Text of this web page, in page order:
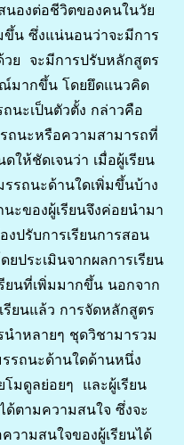
นองต่อชีวิตของคนในวัย
ขึ้น ซึ่งแน่นอนว่าจะมีการ
ย จะมีการปรับหลักสูตร
มากขึ้น โดยยึดแนวคิด
นะเป็นตัวตั้ง กล่าวคือ
ถนะหรือความสามารถที่
ให้ชัดเจนว่า เมื่อผู้เรียน
รถนะด้านใดเพิ่มขึ้นบ้าง
ะของผู้เรียนจึงค่อยนำมา
ปรับการเรียนการสอน
ประเมินจากผลการเรียน
ยนที่เพิ่มมากขึ้น นอกจาก
รียนแล้ว การจัดหลักสูตร
ำหลายๆ ชุดวิชามารวม
รถนะด้านใดด้านหนึ่ง
มดูลย่อยๆ และผู้เรียน
ด้ตามความสนใจ ซึ่งจะ
วามสนใจของผู้เรียนได้